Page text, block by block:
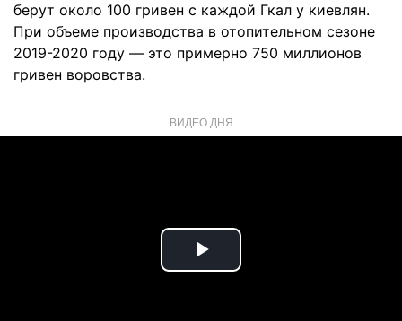
берут около 100 гривен с каждой Гкал у киевлян.
При объеме производства в отопительном сезоне
2019-2020 году — это примерно 750 миллионов ​​
гривен воровства.
ВИДЕО ДНЯ
Play